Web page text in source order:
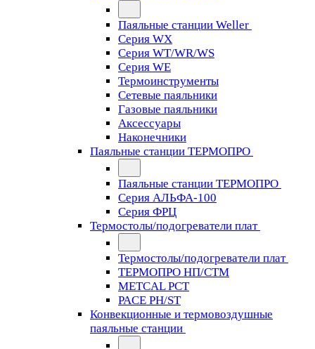
Паяльные станции Weller
Серия WX
Серия WT/WR/WS
Серия WE
Термоинструменты
Сетевые паяльники
Газовые паяльники
Аксессуары
Наконечники
Паяльные станции ТЕРМОПРО
Паяльные станции ТЕРМОПРО
Серия АЛЬФА-100
Серия ФРЦ
Термостолы/подогреватели плат
Термостолы/подогреватели плат
ТЕРМОПРО НП/СТМ
METCAL PCT
PACE PH/ST
Конвекционные и термовоздушные
паяльные станции